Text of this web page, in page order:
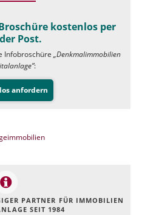
kostenlos per
Post.
Infobroschüre „Denkmalimmobilien
:
anfordern
PARTNER FÜR IMMOBILIEN
SEIT 1984